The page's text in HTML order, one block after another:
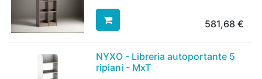
581,68 €
NYXO - Libreria autoportante 5
ripiani - MxT